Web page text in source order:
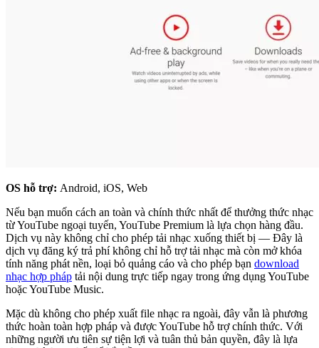
OS hỗ trợ: Android, iOS, Web
Nếu bạn muốn cách an toàn và chính thức nhất để thưởng thức nhạc
từ YouTube ngoại tuyến, YouTube Premium là lựa chọn hàng đầu.
Dịch vụ này không chỉ cho phép tải nhạc xuống thiết bị — Đây là
dịch vụ đăng ký trả phí không chỉ hỗ trợ tải nhạc mà còn mở khóa
tính năng phát nền, loại bỏ quảng cáo và cho phép bạn download
nhạc hợp pháp tải nội dung trực tiếp ngay trong ứng dụng YouTube
hoặc YouTube Music.
Mặc dù không cho phép xuất file nhạc ra ngoài, đây vẫn là phương
thức hoàn toàn hợp pháp và được YouTube hỗ trợ chính thức. Với
những người ưu tiên sự tiện lợi và tuân thủ bản quyền, đây là lựa